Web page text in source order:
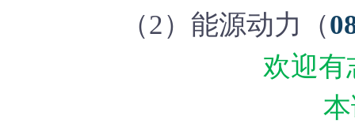
（2）能源动力（
欢迎有